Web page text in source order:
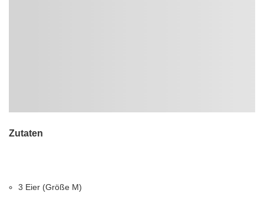
Zutaten
3 Eier (Größe M)